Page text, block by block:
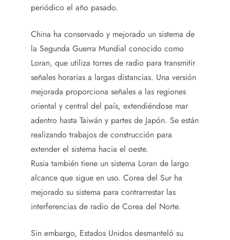
periódico el año pasado.
China ha conservado y mejorado un sistema de
la Segunda Guerra Mundial conocido como
Loran, que utiliza torres de radio para transmitir
señales horarias a largas distancias. Una versión
mejorada proporciona señales a las regiones
oriental y central del país, extendiéndose mar
adentro hasta Taiwán y partes de Japón. Se están
realizando trabajos de construcción para
extender el sistema hacia el oeste.
Rusia también tiene un sistema Loran de largo
alcance que sigue en uso. Corea del Sur ha
mejorado su sistema para contrarrestar las
interferencias de radio de Corea del Norte.
Sin embargo, Estados Unidos desmanteló su